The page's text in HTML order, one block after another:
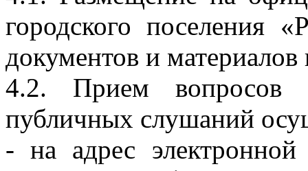
городского поселения
документов и
4.2. Прием вопросов
публичных слушаний
- на адрес